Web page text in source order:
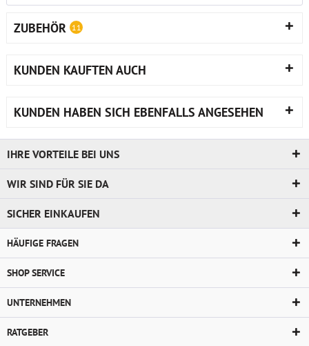
ZUBEHÖR 11
KUNDEN KAUFTEN AUCH
KUNDEN HABEN SICH EBENFALLS ANGESEHEN
IHRE VORTEILE BEI UNS
WIR SIND FÜR SIE DA
SICHER EINKAUFEN
HÄUFIGE FRAGEN
SHOP SERVICE
UNTERNEHMEN
RATGEBER